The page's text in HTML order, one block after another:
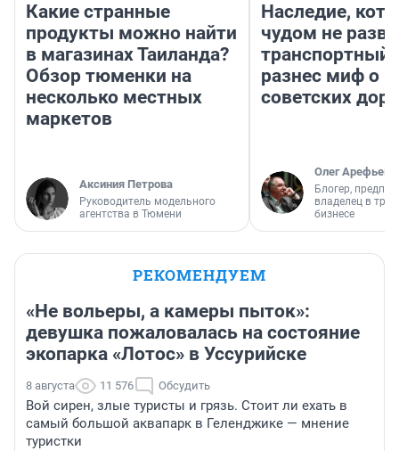
Какие странные
продукты можно найти
в магазинах Таиланда?
Обзор тюменки на
несколько местных
маркетов
Аксиния Петрова
Руководитель модельного
агентства в Тюмени
Наследие,
чудом не
транспортный
разнес миф о
советских
Олег Арефьев
Блогер,
владелец в
бизнесе
РЕКОМЕНДУЕМ
«Не вольеры, а камеры пыток»:
девушка пожаловалась на состояние
экопарка «Лотос» в Уссурийске
8 августа 11 576 Обсудить
Вой сирен, злые туристы и грязь. Стоит ли ехать в
самый большой аквапарк в Геленджике — мнение
туристки